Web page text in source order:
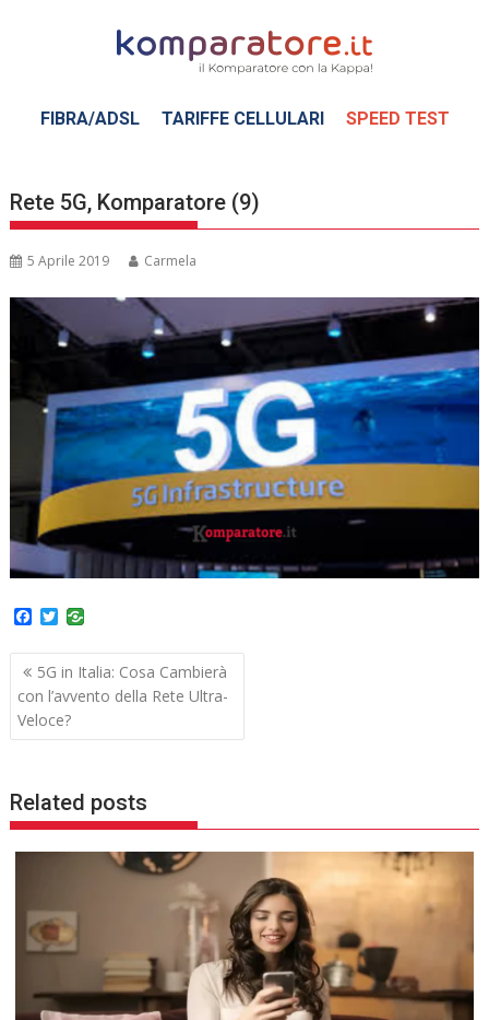
FIBRA/ADSL TARIFFE CELLULARI SPEED TEST
Rete 5G, Komparatore (9)
5 Aprile 2019 Carmela
F
c
e
o
o
k
T
i
t
e
r
Navigazione
articoli
5G in Italia: Cosa Cambierà
con l’avvento della Rete Ultra-
Veloce?
Related posts